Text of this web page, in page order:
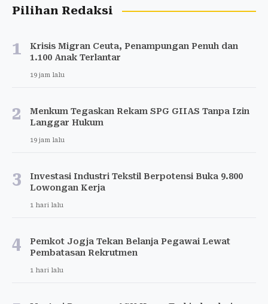
Pilihan Redaksi
1
Krisis Migran Ceuta, Penampungan Penuh dan
1.100 Anak Terlantar
19 jam lalu
2
Menkum Tegaskan Rekam SPG GIIAS Tanpa Izin
Langgar Hukum
19 jam lalu
3
Investasi Industri Tekstil Berpotensi Buka 9.800
Lowongan Kerja
1 hari lalu
4
Pemkot Jogja Tekan Belanja Pegawai Lewat
Pembatasan Rekrutmen
1 hari lalu